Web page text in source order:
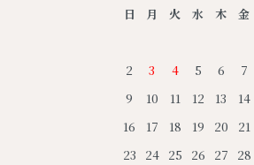
日 月 火 水 木 金
2
3 4 5 6 7
9
10 11 12 13 14
16
17 18 19 20 21
23
24 25 26 27 28